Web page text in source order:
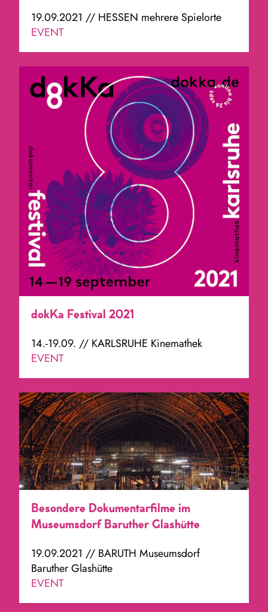
19.09.2021 // HESSEN mehrere Spielorte
EVENT
dokKa Festival 2021
14.-19.09. // KARLSRUHE Kinemathek
EVENT
Besondere Dokumentarfilme im
Museumsdorf Baruther Glashütte
19.09.2021 // BARUTH Museumsdorf
Baruther Glashütte
EVENT